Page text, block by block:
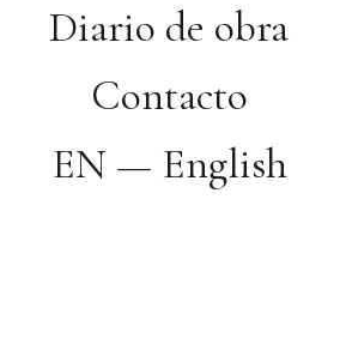
Diario de obra
Contacto
EN — English